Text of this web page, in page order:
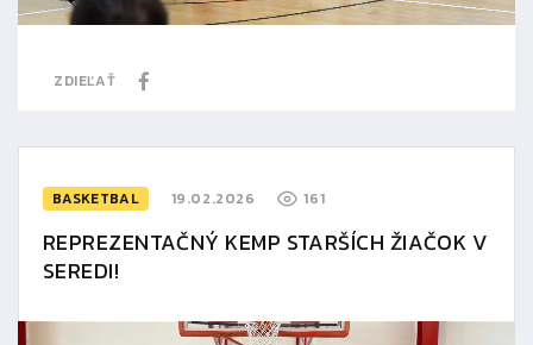
ZDIEĽAŤ
BASKETBAL 19.02.2026 161
REPREZENTAČNÝ KEMP STARŠÍCH ŽIAČOK V
SEREDI!